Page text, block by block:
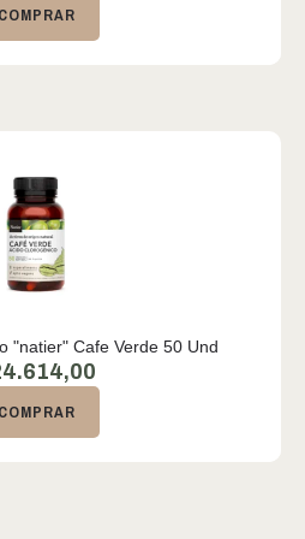
COMPRAR
"natier" Cafe Verde 50 Und
COMPRAR